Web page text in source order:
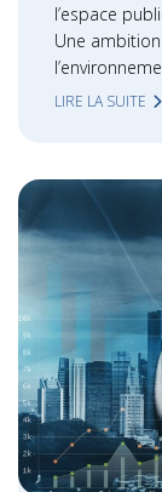
l’espace
Une
LIRE LA SUITE